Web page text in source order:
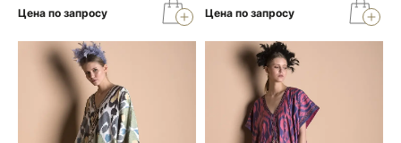
Цена по запросу Цена по запросу